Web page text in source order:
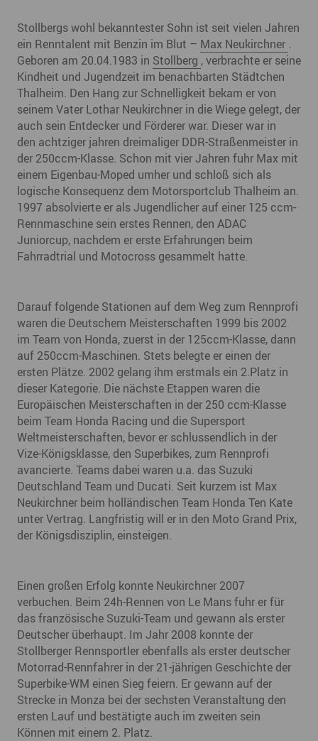
Stollbergs wohl bekanntester Sohn ist seit vielen Jahren
ein Renntalent mit Benzin im Blut – Max Neukirchner .
Geboren am 20.04.1983 in Stollberg , verbrachte er seine
Kindheit und Jugendzeit im benachbarten Städtchen
Thalheim. Den Hang zur Schnelligkeit bekam er von
seinem Vater Lothar Neukirchner in die Wiege gelegt, der
auch sein Entdecker und Förderer war. Dieser war in
den achtziger jahren dreimaliger DDR-Straßenmeister in
der 250ccm-Klasse. Schon mit vier Jahren fuhr Max mit
einem Eigenbau-Moped umher und schloß sich als
logische Konsequenz dem Motorsportclub Thalheim an.
1997 absolvierte er als Jugendlicher auf einer 125 ccm-
Rennmaschine sein erstes Rennen, den ADAC
Juniorcup, nachdem er erste Erfahrungen beim
Fahrradtrial und Motocross gesammelt hatte.
Darauf folgende Stationen auf dem Weg zum Rennprofi
waren die Deutschem Meisterschaften 1999 bis 2002
im Team von Honda, zuerst in der 125ccm-Klasse, dann
auf 250ccm-Maschinen. Stets belegte er einen der
ersten Plätze. 2002 gelang ihm erstmals ein 2.Platz in
dieser Kategorie. Die nächste Etappen waren die
Europäischen Meisterschaften in der 250 ccm-Klasse
beim Team Honda Racing und die Supersport
Weltmeisterschaften, bevor er schlussendlich in der
Vize-Königsklasse, den Superbikes, zum Rennprofi
avancierte. Teams dabei waren u.a. das Suzuki
Deutschland Team und Ducati. Seit kurzem ist Max
Neukirchner beim holländischen Team Honda Ten Kate
unter Vertrag. Langfristig will er in den Moto Grand Prix,
der Königsdisziplin, einsteigen.
Einen großen Erfolg konnte Neukirchner 2007
verbuchen. Beim 24h-Rennen von Le Mans fuhr er für
das französische Suzuki-Team und gewann als erster
Deutscher überhaupt. Im Jahr 2008 konnte der
Stollberger Rennsportler ebenfalls als erster deutscher
Motorrad-Rennfahrer in der 21-jährigen Geschichte der
Superbike-WM einen Sieg feiern. Er gewann auf der
Strecke in Monza bei der sechsten Veranstaltung den
ersten Lauf und bestätigte auch im zweiten sein
Können mit einem 2. Platz.